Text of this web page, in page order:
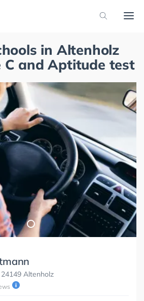
in Altenholz
C and Aptitude test
Altenholz